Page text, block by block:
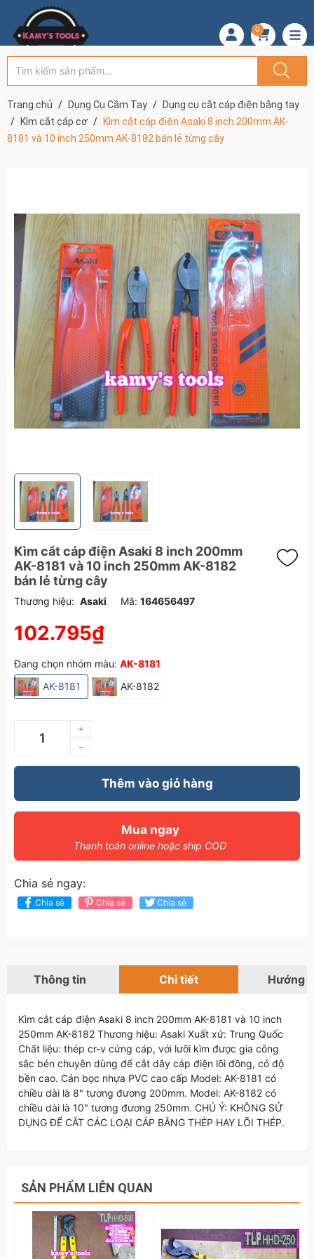
0
Trang chủ Dụng Cụ Cầm Tay
Dụng cụ cắt cáp điện bằng tay
Kìm cắt cáp cơ
Kìm cắt cáp điện Asaki 8 inch 200mm AK-
8181 và 10 inch 250mm AK-8182 bán lẻ từng cây
Kìm cắt cáp điện Asaki 8 inch 200mm
AK-8181 và 10 inch 250mm AK-8182
bán lẻ từng cây
Thương hiệu: Asaki Mã: 164656497
102.795₫
Đang chọn nhóm màu: AK-8181
AK-8181
AK-8182
–
+
Thêm vào giỏ hàng
Mua ngay
Thanh toán online hoặc ship COD
Chia sẻ ngay:
Chia sẻ Chia sẻ Chia sẻ
Thông tin Chi tiết Hướng
Kìm cắt cáp điện Asaki 8 inch 200mm AK-8181 và 10 inch
250mm AK-8182 Thương hiệu: Asaki Xuất xứ: Trung Quốc
Chất liệu: thép cr-v cứng cáp, với lưỡi kìm được gia công
sắc bén chuyên dùng để cắt dây cáp điện lõi đồng, có độ
bền cao. Cán bọc nhựa PVC cao cấp Model: AK-8181 có
chiều dài là 8" tương đương 200mm. Model: AK-8182 có
chiều dài là 10" tương đương 250mm. CHÚ Ý: KHÔNG SỬ
DỤNG ĐỂ CẮT CÁC LOẠI CÁP BẰNG THÉP HAY LÕI THÉP.
SẢN PHẨM LIÊN QUAN